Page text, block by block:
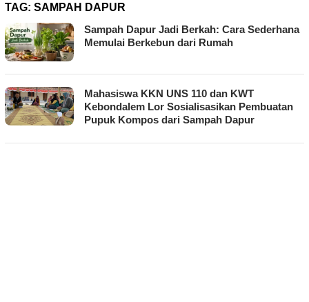
TAG: SAMPAH DAPUR
Sampah Dapur Jadi Berkah: Cara Sederhana
Memulai Berkebun dari Rumah
Mahasiswa KKN UNS 110 dan KWT
Kebondalem Lor Sosialisasikan Pembuatan
Pupuk Kompos dari Sampah Dapur